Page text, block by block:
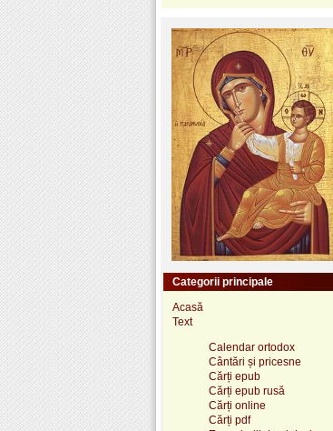
Categorii principale
Acasă
Text
Calendar ortodox
Cântări și pricesne
Cărți epub
Cărți epub rusă
Cărți online
Cărți pdf